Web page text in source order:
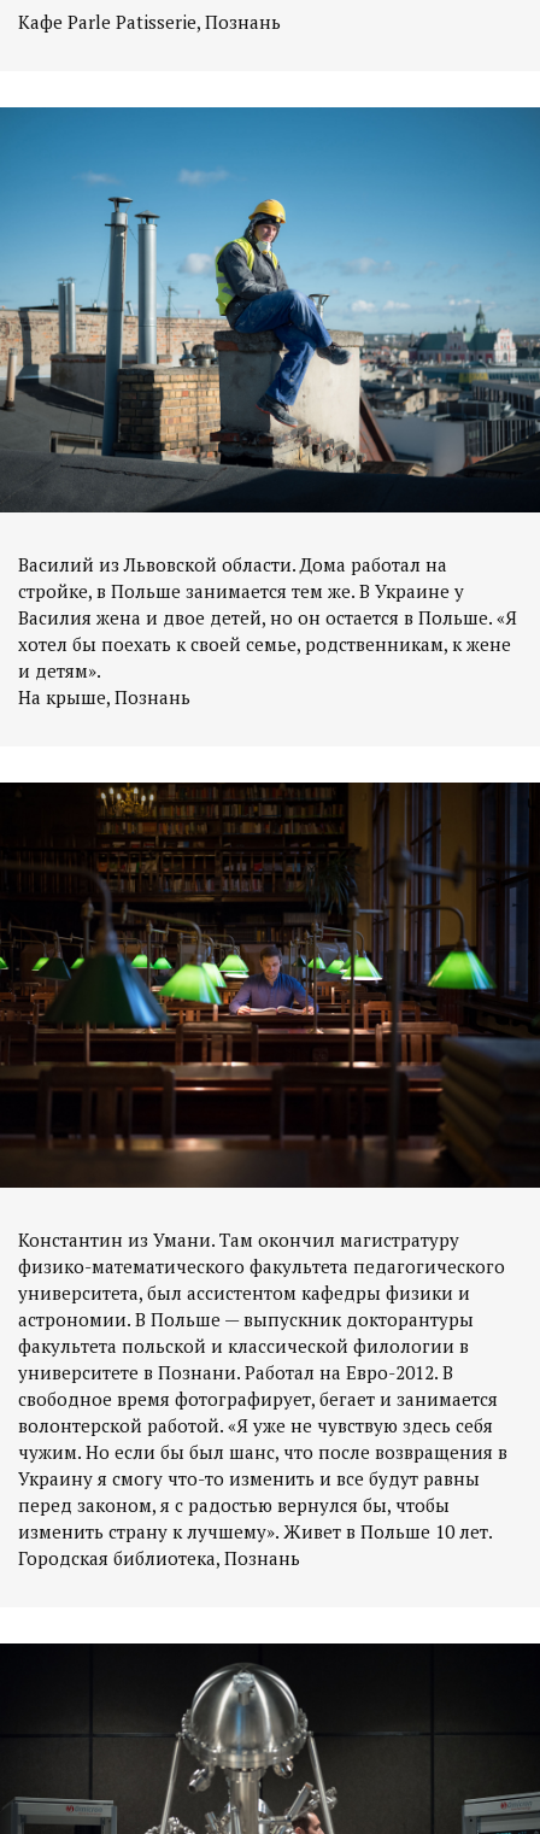
Василий из Львовской области. Дома работал на
стройке, в Польше занимается тем же. В Украине у
Василия жена и двое детей, но он остается в Польше. «Я
хотел бы поехать к своей семье, родственникам, к жене
и детям».
Константин из Умани. Там окончил магистратуру
физико-математического факультета педагогического
университета, был ассистентом кафедры физики и
астрономии. В Польше — выпускник докторантуры
факультета польской и классической филологии в
университете в Познани. Работал на Евро-2012. В
свободное время фотографирует, бегает и занимается
волонтерской работой. «Я уже не чувствую здесь себя
чужим. Но если бы был шанс, что после возвращения в
Украину я смогу что-то изменить и все будут равны
перед законом, я с радостью вернулся бы, чтобы
изменить страну к лучшему». Живет в Польше 10 лет.